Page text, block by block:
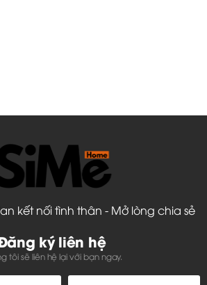
kết nối tình thân - Mở lòng chia sẻ
ký liên hệ
tôi sẽ liên hệ lại với bạn ngay.